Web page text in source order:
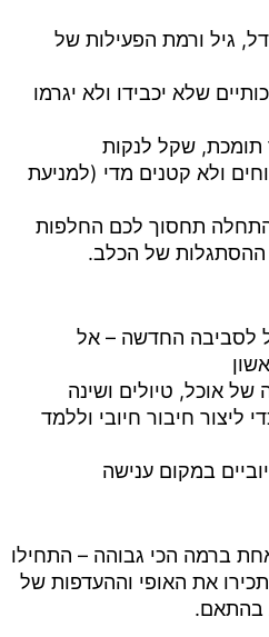
גיל ורמת הפעילות של
שלא יכבידו ולא יגרמו
תומכת, שקל לנקות
ולא קטנים מדי (למניעת
תחסוך לכם החלפות
ההסתגלות של הכלב.
לסביבה החדשה – אל
אוכל, טיולים ושינה
ליצור חיבור חיובי וללמד
במקום ענישה
ברמה הכי גבוהה – התחילו
את האופי וההעדפות של
בהתאם.